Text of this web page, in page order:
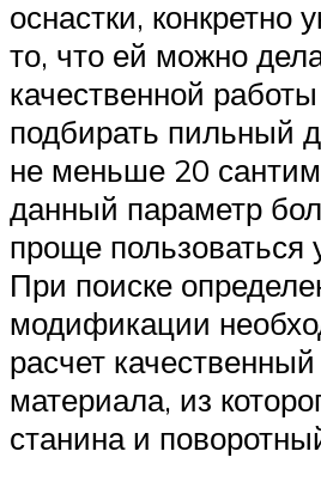
оснастки, конкретно
то, что ей можно
качественной
подбирать пильный
не меньше 20
данный параметр
проще пользоваться
При поиске
модификации
расчет
материала, из
станина и